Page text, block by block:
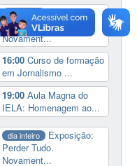
dia inteiro
Exposição:
Perder Tudo.
Novament...
16:00Curso de formação
em Jornalismo ...
19:00Aula Magna do
IELA: Homenagem ao...
dia inteiro
Exposição:
Perder Tudo.
Novament...